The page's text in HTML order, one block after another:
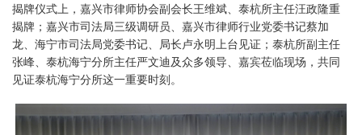
揭牌仪式上，嘉兴市律师协会副会长王维斌、泰杭所主任汪政隆重
揭牌；嘉兴市司法局三级调研员、嘉兴市律师行业党委书记蔡加
龙、海宁市司法局党委书记、局长卢永明上台见证；泰杭所副主任
张峰、泰杭海宁分所主任严文迪及众多领导、嘉宾莅临现场，共同
见证泰杭海宁分所这一重要时刻。